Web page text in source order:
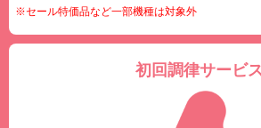
※セール特価品など一部機種は対象外
初回調律サービス